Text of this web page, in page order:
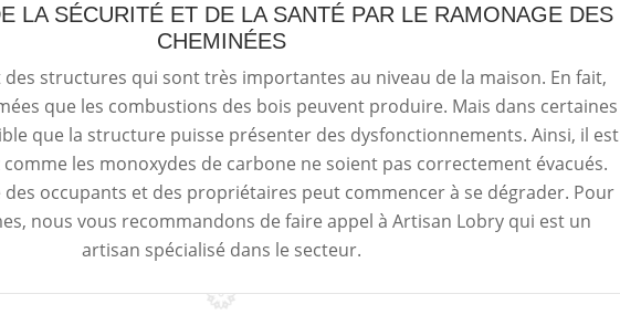
LA SÉCURITÉ ET DE LA SANTÉ PAR LE RAMONAGE DES
CHEMINÉES
des structures qui sont très importantes au niveau de la maison. En fait,
que les combustions des bois peuvent produire. Mais dans certaines
que la structure puisse présenter des dysfonctionnements. Ainsi, il est
comme les monoxydes de carbone ne soient pas correctement évacués.
des occupants et des propriétaires peut commencer à se dégrader. Pour
nous vous recommandons de faire appel à Artisan Lobry qui est un
artisan spécialisé dans le secteur.